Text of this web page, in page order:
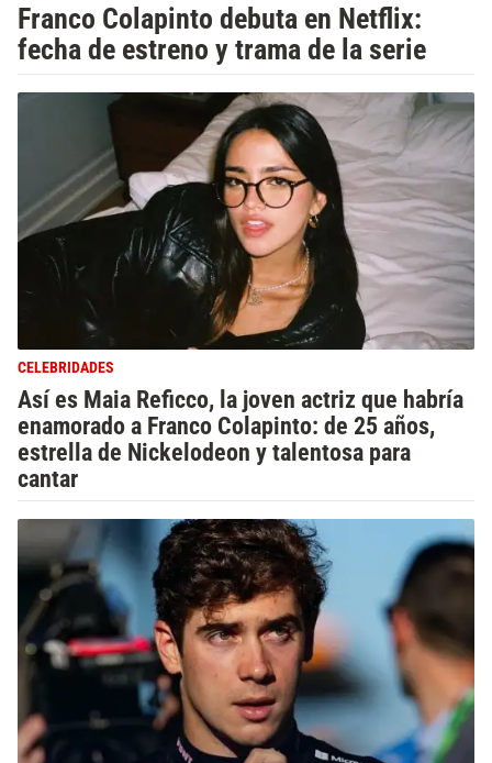
Franco Colapinto debuta en Netflix:
fecha de estreno y trama de la serie
CELEBRIDADES
Así es Maia Reficco, la joven actriz que habría
enamorado a Franco Colapinto: de 25 años,
estrella de Nickelodeon y talentosa para
cantar